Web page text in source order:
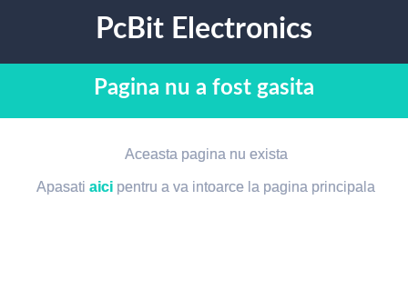
PcBit Electronics
Pagina nu a fost gasita
Aceasta pagina nu exista
Apasatiaici pentru a va intoarce la pagina principala